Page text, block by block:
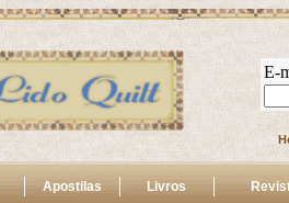
E-
Apostilas Livros